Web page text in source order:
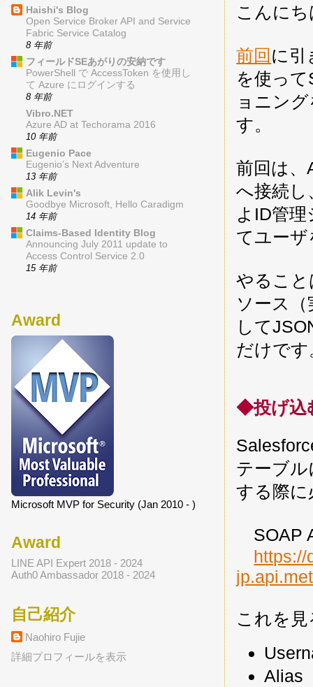
こんに
前回に引
を使っ
ョニン
す。
前回は、
へ接続し
よID管
てユー
やること
ソース
して
だけです
◆投げ込
テーブ
する際に
SOAP
https://
これを
Alias
Haishi's Blog
Open Service Broker API and Service
Fabric Service Catalog
8 年前
フィールドSEあがりの安納です
PowerShell で AccessToken を使用し
て Azure にログインする
8 年前
Vibro.NET
Azure AD at Techorama 2016
10 年前
Eugenio Pace
Eugenio’s Next Adventure
13 年前
Alik Levin's
Goodbye Microsoft, Hello Caradigm
14 年前
Claims-Based Identity Blog
Announcing July 2011 update to
Access Control Service 2.0
15 年前
Award
Microsoft MVP for Security (Jan 2010 - )
Award
LINE API Expert 2018 - 2024
Auth0 Ambassador 2018 - 2024
自己紹介
Naohiro Fujie
詳細プロフィールを表示